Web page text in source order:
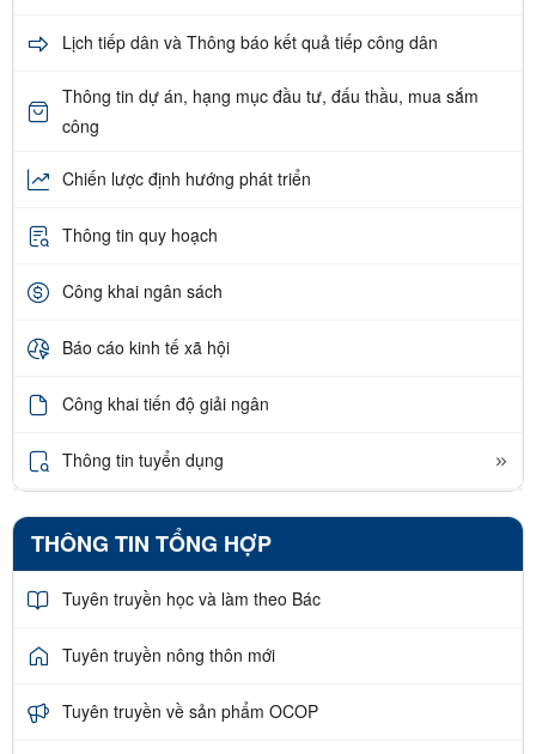
Lịch tiếp dân và Thông báo kết quả tiếp công dân
Thông tin dự án, hạng mục đầu tư, đấu thầu, mua sắm
công
Chiến lược định hướng phát triển
Thông tin quy hoạch
Công khai ngân sách
Báo cáo kinh tế xã hội
Công khai tiến độ giải ngân
Thông tin tuyển dụng
THÔNG TIN TỔNG HỢP
Tuyên truyền học và làm theo Bác
Tuyên truyền nông thôn mới
Tuyên truyền về sản phẩm OCOP